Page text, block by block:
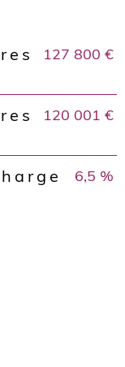
127 800 €
120 001 €
6,5 %